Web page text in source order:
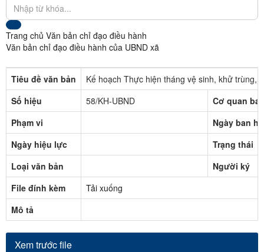
Trang chủ Văn bản chỉ đạo điều hành
Văn bản chỉ đạo điều hành của UBND xã
Tiêu đề văn bản
Kế hoạch Thực hiện tháng vệ sinh, khử trùng,
Số hiệu
58/KH-UBND
Cơ quan
Phạm vi
Ngày ban
Ngày hiệu lực
Trạng thái
Loại văn bản
Người ký
File đính kèm
Tải xuống
Mô tả
Xem trước file